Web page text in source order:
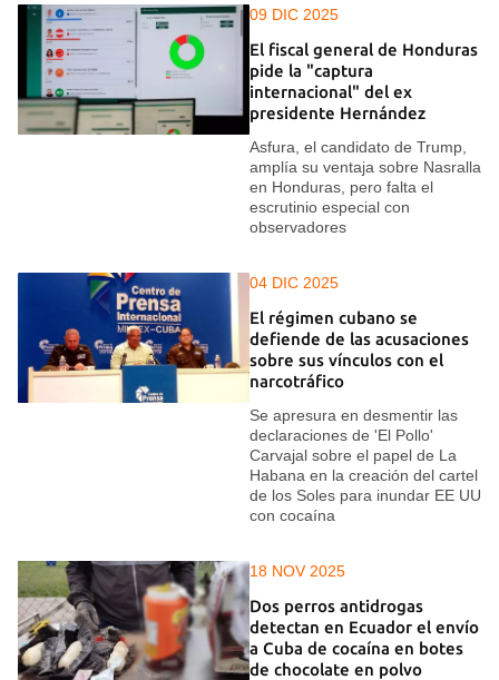
09 DIC 2025
El fiscal general de Honduras
pide la "captura
internacional" del ex
presidente Hernández
Asfura, el candidato de Trump,
amplía su ventaja sobre Nasralla
en Honduras, pero falta el
escrutinio especial con
observadores
04 DIC 2025
El régimen cubano se
defiende de las acusaciones
sobre sus vínculos con el
narcotráfico
Se apresura en desmentir las
declaraciones de 'El Pollo'
Carvajal sobre el papel de La
Habana en la creación del cartel
de los Soles para inundar EE UU
con cocaína
18 NOV 2025
Dos perros antidrogas
detectan en Ecuador el envío
a Cuba de cocaína en botes
de chocolate en polvo